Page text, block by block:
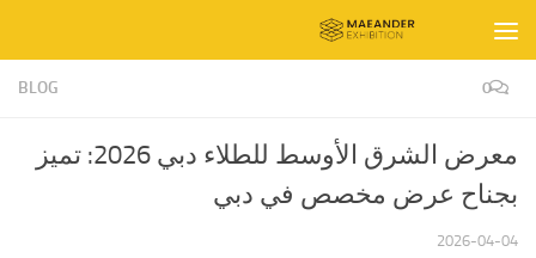
BLOG 0
معرض الشرق الأوسط للطلاء دبي 2026: تميز
بجناح عرض مخصص في دبي
2026-04-04